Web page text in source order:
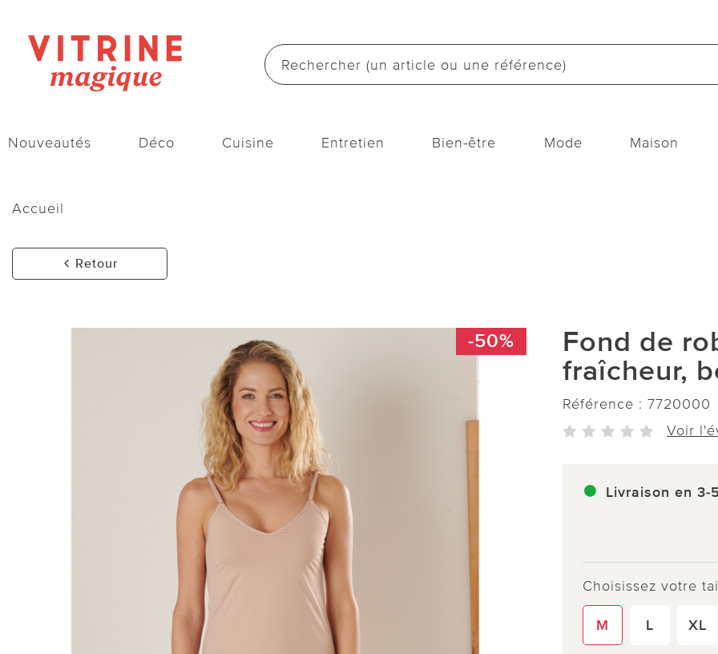
Nouveautés Déco Cuisine Entretien Bien-être Mode Maison
Accueil
Retour
-50%
Fond de
fraîcheur,
Référence : 7720000
Voir
Livraison en 3-
Choisissez votre
M L XL